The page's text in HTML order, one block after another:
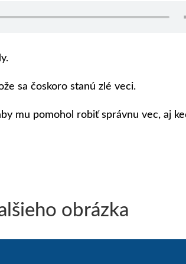
sa čoskoro stanú zlé veci.
mu pomohol robiť správnu vec, aj
obrázka